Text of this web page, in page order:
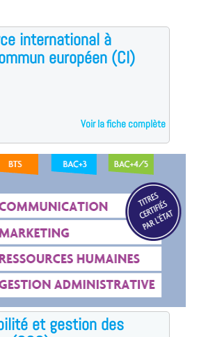
international à
européen (CI)
Voir la fiche complète
et gestion des